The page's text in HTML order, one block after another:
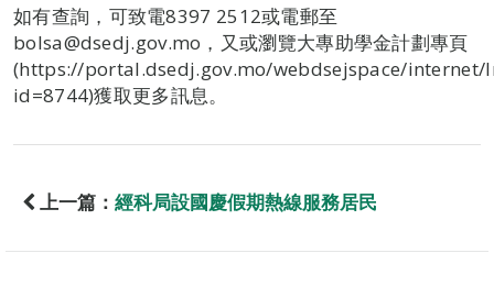
如有查詢，可致電8397 2512或電郵至
bolsa@dsedj.gov.mo，又或瀏覽大專助學金計劃專頁
(https://portal.dsedj.gov.mo/webdsejspace/internet/
id=8744)獲取更多訊息。
上一篇： 經科局設國慶假期熱線服務居民